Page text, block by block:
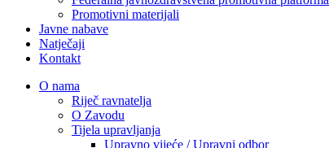
Promotivni materijali
Javne nabave
Natječaji
Kontakt
O nama
Riječ ravnatelja
O Zavodu
Tijela upravljanja
Upravno vijeće / Upravni odbor